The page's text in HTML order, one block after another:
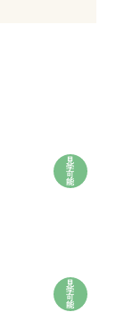
見
学
可
能
見
学
可
能